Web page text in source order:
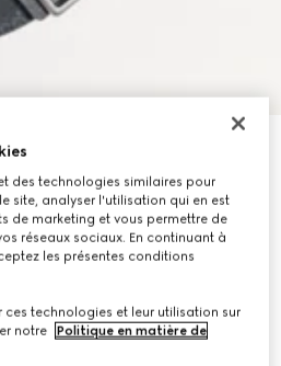
rectangulaire
cuir noirs
des technologies similaires pour
site, analyser l'utilisation qui en est
de marketing et vous permettre de
réseaux sociaux. En continuant à
les présentes conditions
technologies et leur utilisation sur
notre
Politique en matière de